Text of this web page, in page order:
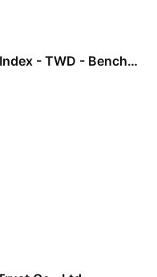
S&P GSCI Gold Excess Return Index - TWD - Benchmark TR Gross